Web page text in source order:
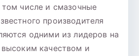
числе и смазочные
производителя
одними из лидеров на
качеством и